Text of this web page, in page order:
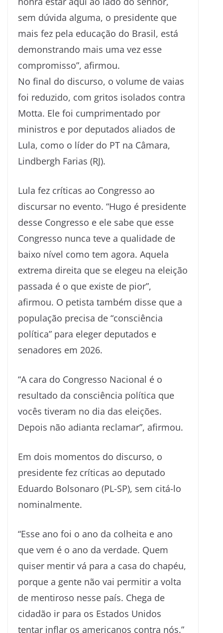
sem dúvida alguma, o presidente que
mais fez pela educação do Brasil, está
demonstrando mais uma vez esse
compromisso”, afirmou.
No final do discurso, o volume de vaias
foi reduzido, com gritos isolados contra
Motta. Ele foi cumprimentado por
ministros e por deputados aliados de
Lula, como o líder do PT na Câmara,
Lindbergh Farias (RJ).
Lula fez críticas ao Congresso ao
discursar no evento. “Hugo é presidente
desse Congresso e ele sabe que esse
Congresso nunca teve a qualidade de
baixo nível como tem agora. Aquela
extrema direita que se elegeu na eleição
passada é o que existe de pior”,
afirmou. O petista também disse que a
população precisa de “consciência
política” para eleger deputados e
senadores em 2026.
“A cara do Congresso Nacional é o
resultado da consciência política que
vocês tiveram no dia das eleições.
Depois não adianta reclamar”, afirmou.
Em dois momentos do discurso, o
presidente fez críticas ao deputado
Eduardo Bolsonaro (PL-SP), sem citá-lo
nominalmente.
“Esse ano foi o ano da colheita e ano
que vem é o ano da verdade. Quem
quiser mentir vá para a casa do chapéu,
porque a gente não vai permitir a volta
de mentiroso nesse país. Chega de
cidadão ir para os Estados Unidos
tentar inflar os americanos contra nós.”